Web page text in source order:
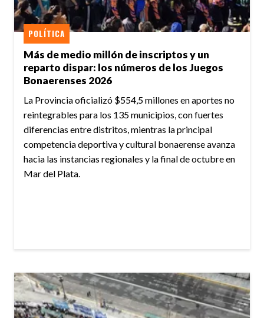
Más de medio millón de inscriptos y un
reparto dispar: los números de los Juegos
Bonaerenses 2026
POLÍTICA
La Provincia oficializó $554,5 millones en aportes no
reintegrables para los 135 municipios, con fuertes
diferencias entre distritos, mientras la principal
competencia deportiva y cultural bonaerense avanza
hacia las instancias regionales y la final de octubre en
Mar del Plata.